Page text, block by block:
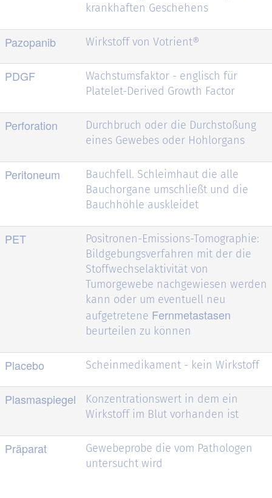
krankhaften Geschehens
Pazopanib Wirkstoff von Votrient®
PDGF
Wachstumsfaktor - englisch für
Platelet-Derived Growth Factor
Perforation
Durchbruch oder die Durchstoßung
eines Gewebes oder Hohlorgans
Peritoneum
Bauchfell. Schleimhaut die alle
Bauchorgane umschließt und die
Bauchhöhle auskleidet
PET
Positronen-Emissions-Tomographie:
Bildgebungsverfahren mit der die
Stoffwechselaktivität von
Tumorgewebe nachgewiesen werden
kann oder um eventuell neu
aufgetretene Fernmetastasen
beurteilen zu können
Placebo Scheinmedikament - kein Wirkstoff
Plasmaspiegel
Konzentrationswert in dem ein
Wirkstoff im Blut vorhanden ist
Präparat
Gewebeprobe die vom Pathologen
untersucht wird